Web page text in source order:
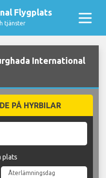
Flygplats
tjänster
International
PÅ HYRBILAR
plats
Återlämningsdag